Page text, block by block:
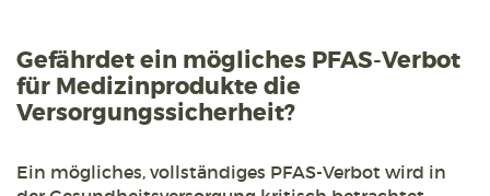
Gefährdet ein mögliches PFAS-Verbot
für Medizinprodukte die
Versorgungssicherheit?
Ein mögliches, vollständiges PFAS-Verbot wird in